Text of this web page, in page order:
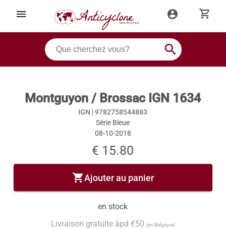
menu account_circle shopping_cart
search
Montguyon / Brossac IGN 1634
IGN |9782758544883
Série Bleue
08-10-2018
€ 15.80
shopping_cartAjouter au panier
en stock
Livraison gratuite àpd €50 (en Belgique)